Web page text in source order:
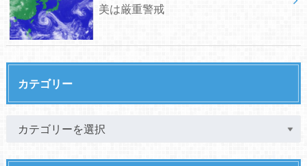
美は厳重警戒
カテゴリー